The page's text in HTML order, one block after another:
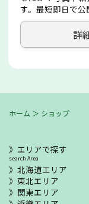
す。最短即日で公
詳
ホーム ＞ ショップ
エリアで探す
search Area
北海道エリア
東北エリア
関東エリア